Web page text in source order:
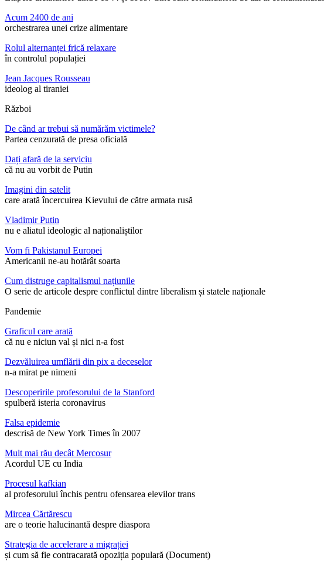
Acum 2400 de ani
orchestrarea unei crize alimentare
Rolul alternanței frică relaxare
în controlul populației
Jean Jacques Rousseau
ideolog al tiraniei
Război
De când ar trebui să numărăm victimele?
Partea cenzurată de presa oficială
Dați afară de la serviciu
că nu au vorbit de Putin
Imagini din satelit
care arată încercuirea Kievului de către armata rusă
Vladimir Putin
nu e aliatul ideologic al naționaliștilor
Vom fi Pakistanul Europei
Americanii ne-au hotărât soarta
Cum distruge capitalismul națiunile
O serie de articole despre conflictul dintre liberalism și statele naționale
Pandemie
Graficul care arată
că nu e niciun val și nici n-a fost
Dezvăluirea umflării din pix a deceselor
n-a mirat pe nimeni
Descoperirile profesorului de la Stanford
spulberă isteria coronavirus
Falsa epidemie
descrisă de New York Times în 2007
Mult mai rău decât Mercosur
Acordul UE cu India
Procesul kafkian
al profesorului închis pentru ofensarea elevilor trans
Mircea Cărtărescu
are o teorie halucinantă despre diaspora
Strategia de accelerare a migrației
și cum să fie contracarată opoziția populară (Document)